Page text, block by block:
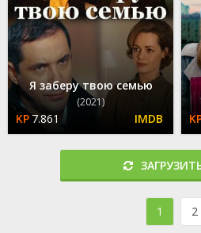
Я заберу твою семью
(2021)
7.861
1 2